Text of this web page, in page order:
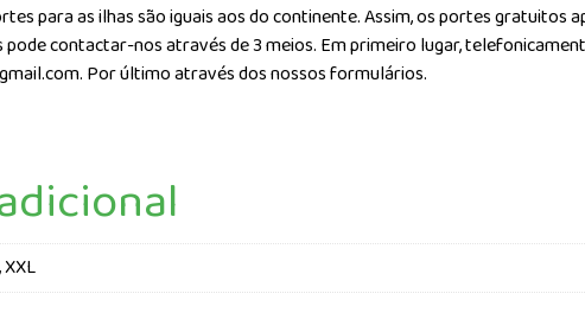
para as ilhas são iguais aos do continente. Assim, os portes
contactar-nos através de 3 meios. Em primeiro lugar,
Por último através dos nossos formulários.
XXL